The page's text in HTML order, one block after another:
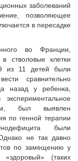
заболеваний
позволяющее
в пересадке
во Франции,
стволовые клетки
из 11 детей были
сравнительно
назад у ребенка,
был выявлен
по генной терапии
были
не так давно
по замещению у
(таких